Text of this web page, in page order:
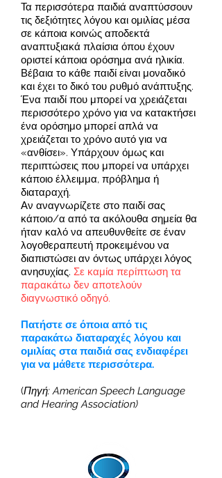
Τα περισσότερα παιδιά αναπτύσσουν
τις δεξιότητες λόγου και ομιλίας μέσα
σε κάποια κοινώς αποδεκτά
αναπτυξιακά πλαίσια όπου έχουν
οριστεί κάποια ορόσημα ανά ηλικία.
Βέβαια το κάθε παιδί είναι μοναδικό
και έχει το δικό του ρυθμό ανάπτυξης.
Ένα παιδί που μπορεί να χρειάζεται
περισσότερο χρόνο για να κατακτήσει
ένα ορόσημο μπορεί απλά να
χρειάζεται το χρόνο αυτό για να
«ανθίσει». Υπάρχουν όμως και
περιπτώσεις που μπορεί να υπάρχει
κάποιο έλλειμμα, πρόβλημα ή
διαταραχή.
Αν αναγνωρίζετε στο παιδί σας
κάποιο/α από τα ακόλουθα σημεία θα
ήταν καλό να απευθυνθείτε σε έναν
λογοθεραπευτή προκειμένου να
διαπιστώσει αν όντως υπάρχει λόγος
ανησυχίας. Σε καμία περίπτωση τα
παρακάτω δεν αποτελούν
διαγνωστικό οδηγό.
Πατήστε σε όποια από τις
παρακάτω διαταραχές λόγου και
ομιλίας στα παιδιά σας ενδιαφέρει
για να μάθετε περισσότερα.
(Πηγή: American Speech Language
and Hearing Association)